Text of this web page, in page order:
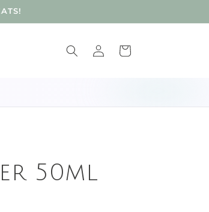
sesión
Carrito
50ml